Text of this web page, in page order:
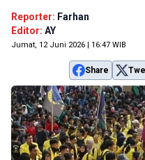
Reporter: Farhan
Editor: AY
Jumat, 12 Juni 2026 | 16:47 WIB
Share